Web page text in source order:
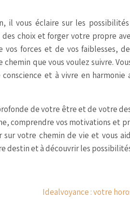
il vous éclaire sur les
choix et forger votre propre
forces et de vos faiblesses,
que vous voulez suivre.
et à vivre en
de votre être et de votre
comprendre vos motivations et
sur votre chemin de vie et vous
destin et à découvrir les
Idealvoyance : votre